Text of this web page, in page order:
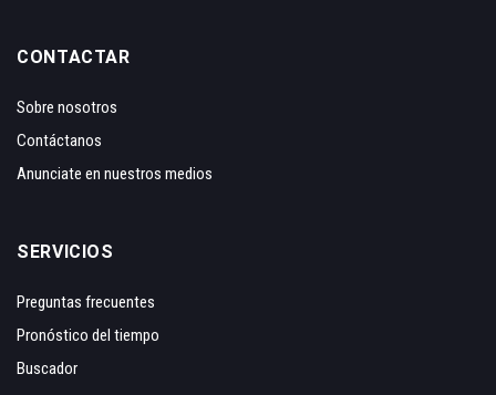
CONTACTAR
Sobre nosotros
Contáctanos
Anunciate en nuestros medios
SERVICIOS
Preguntas frecuentes
Pronóstico del tiempo
Buscador